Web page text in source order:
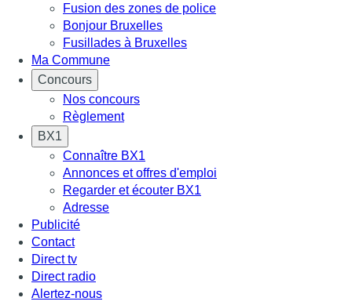
Fusion des zones de police
Bonjour Bruxelles
Fusillades à Bruxelles
Ma Commune
Concours
Nos concours
Règlement
BX1
Connaître BX1
Annonces et offres d'emploi
Regarder et écouter BX1
Adresse
Publicité
Contact
Direct tv
Direct radio
Alertez-nous